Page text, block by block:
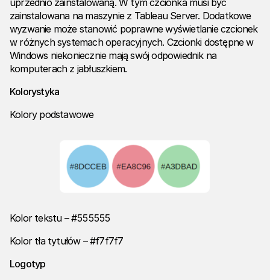
uprzednio zainstalowaną. W tym czcionka musi być
zainstalowana na maszynie z Tableau Server. Dodatkowe
wyzwanie może stanowić poprawne wyświetlanie czcionek
w różnych systemach operacyjnych. Czcionki dostępne w
Windows niekoniecznie mają swój odpowiednik na
komputerach z jabłuszkiem.
Kolorystyka
Kolory podstawowe
Kolor tekstu – #555555
Kolor tła tytułów – #f7f7f7
Logotyp